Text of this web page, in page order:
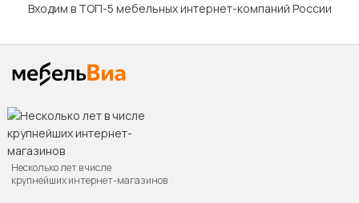
Входим в ТОП-5 мебельных интернет-компаний России
Несколько лет в числе
крупнейших интернет-магазинов